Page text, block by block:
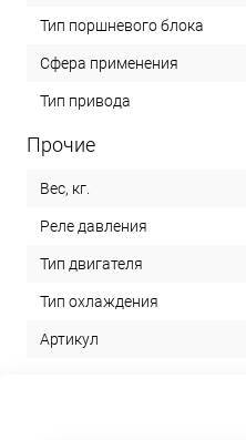
Тип поршневого блока
Сфера применения
Тип привода
Прочие
Вес, кг.
Реле давления
Тип двигателя
Тип охлаждения
Артикул